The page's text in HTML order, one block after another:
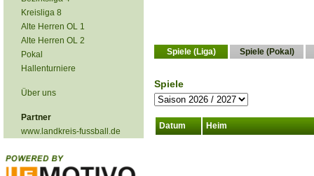
Kreisliga 8
Alte Herren OL 1
Alte Herren OL 2
Pokal
Hallenturniere
Über uns
Partner
www.landkreis-fussball.de
Spiele (Liga) Spiele (Pokal)
Spiele
Datum Heim